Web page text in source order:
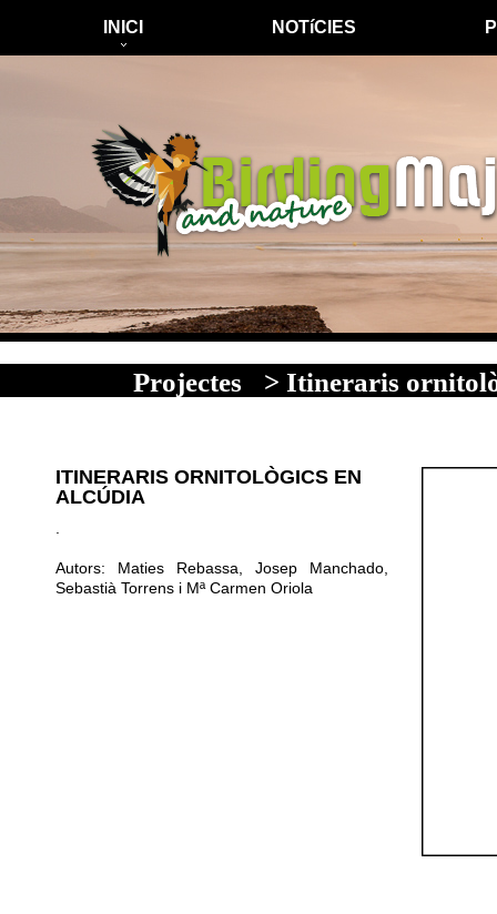
INICI NOTíCIES
Projectes > Itineraris
ITINERARIS ORNITOLÒGICS EN
ALCÚDIA
Autors: Maties Rebassa, Josep Manchado,
Sebastià Torrens i Mª Carmen Oriola